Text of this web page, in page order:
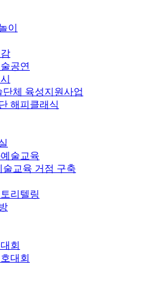
이
공연
체 육성지원사업
해피클래식
술교육
교육 거점 구축
리텔링
회
대회